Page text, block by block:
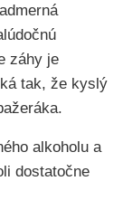
záhy je
tak, že kyslý
alkoholu a
dostatočne